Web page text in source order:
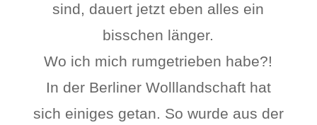
sind, dauert jetzt eben alles ein
bisschen länger.
Wo ich mich rumgetrieben habe?!
In der Berliner Wolllandschaft hat
sich einiges getan. So wurde aus der